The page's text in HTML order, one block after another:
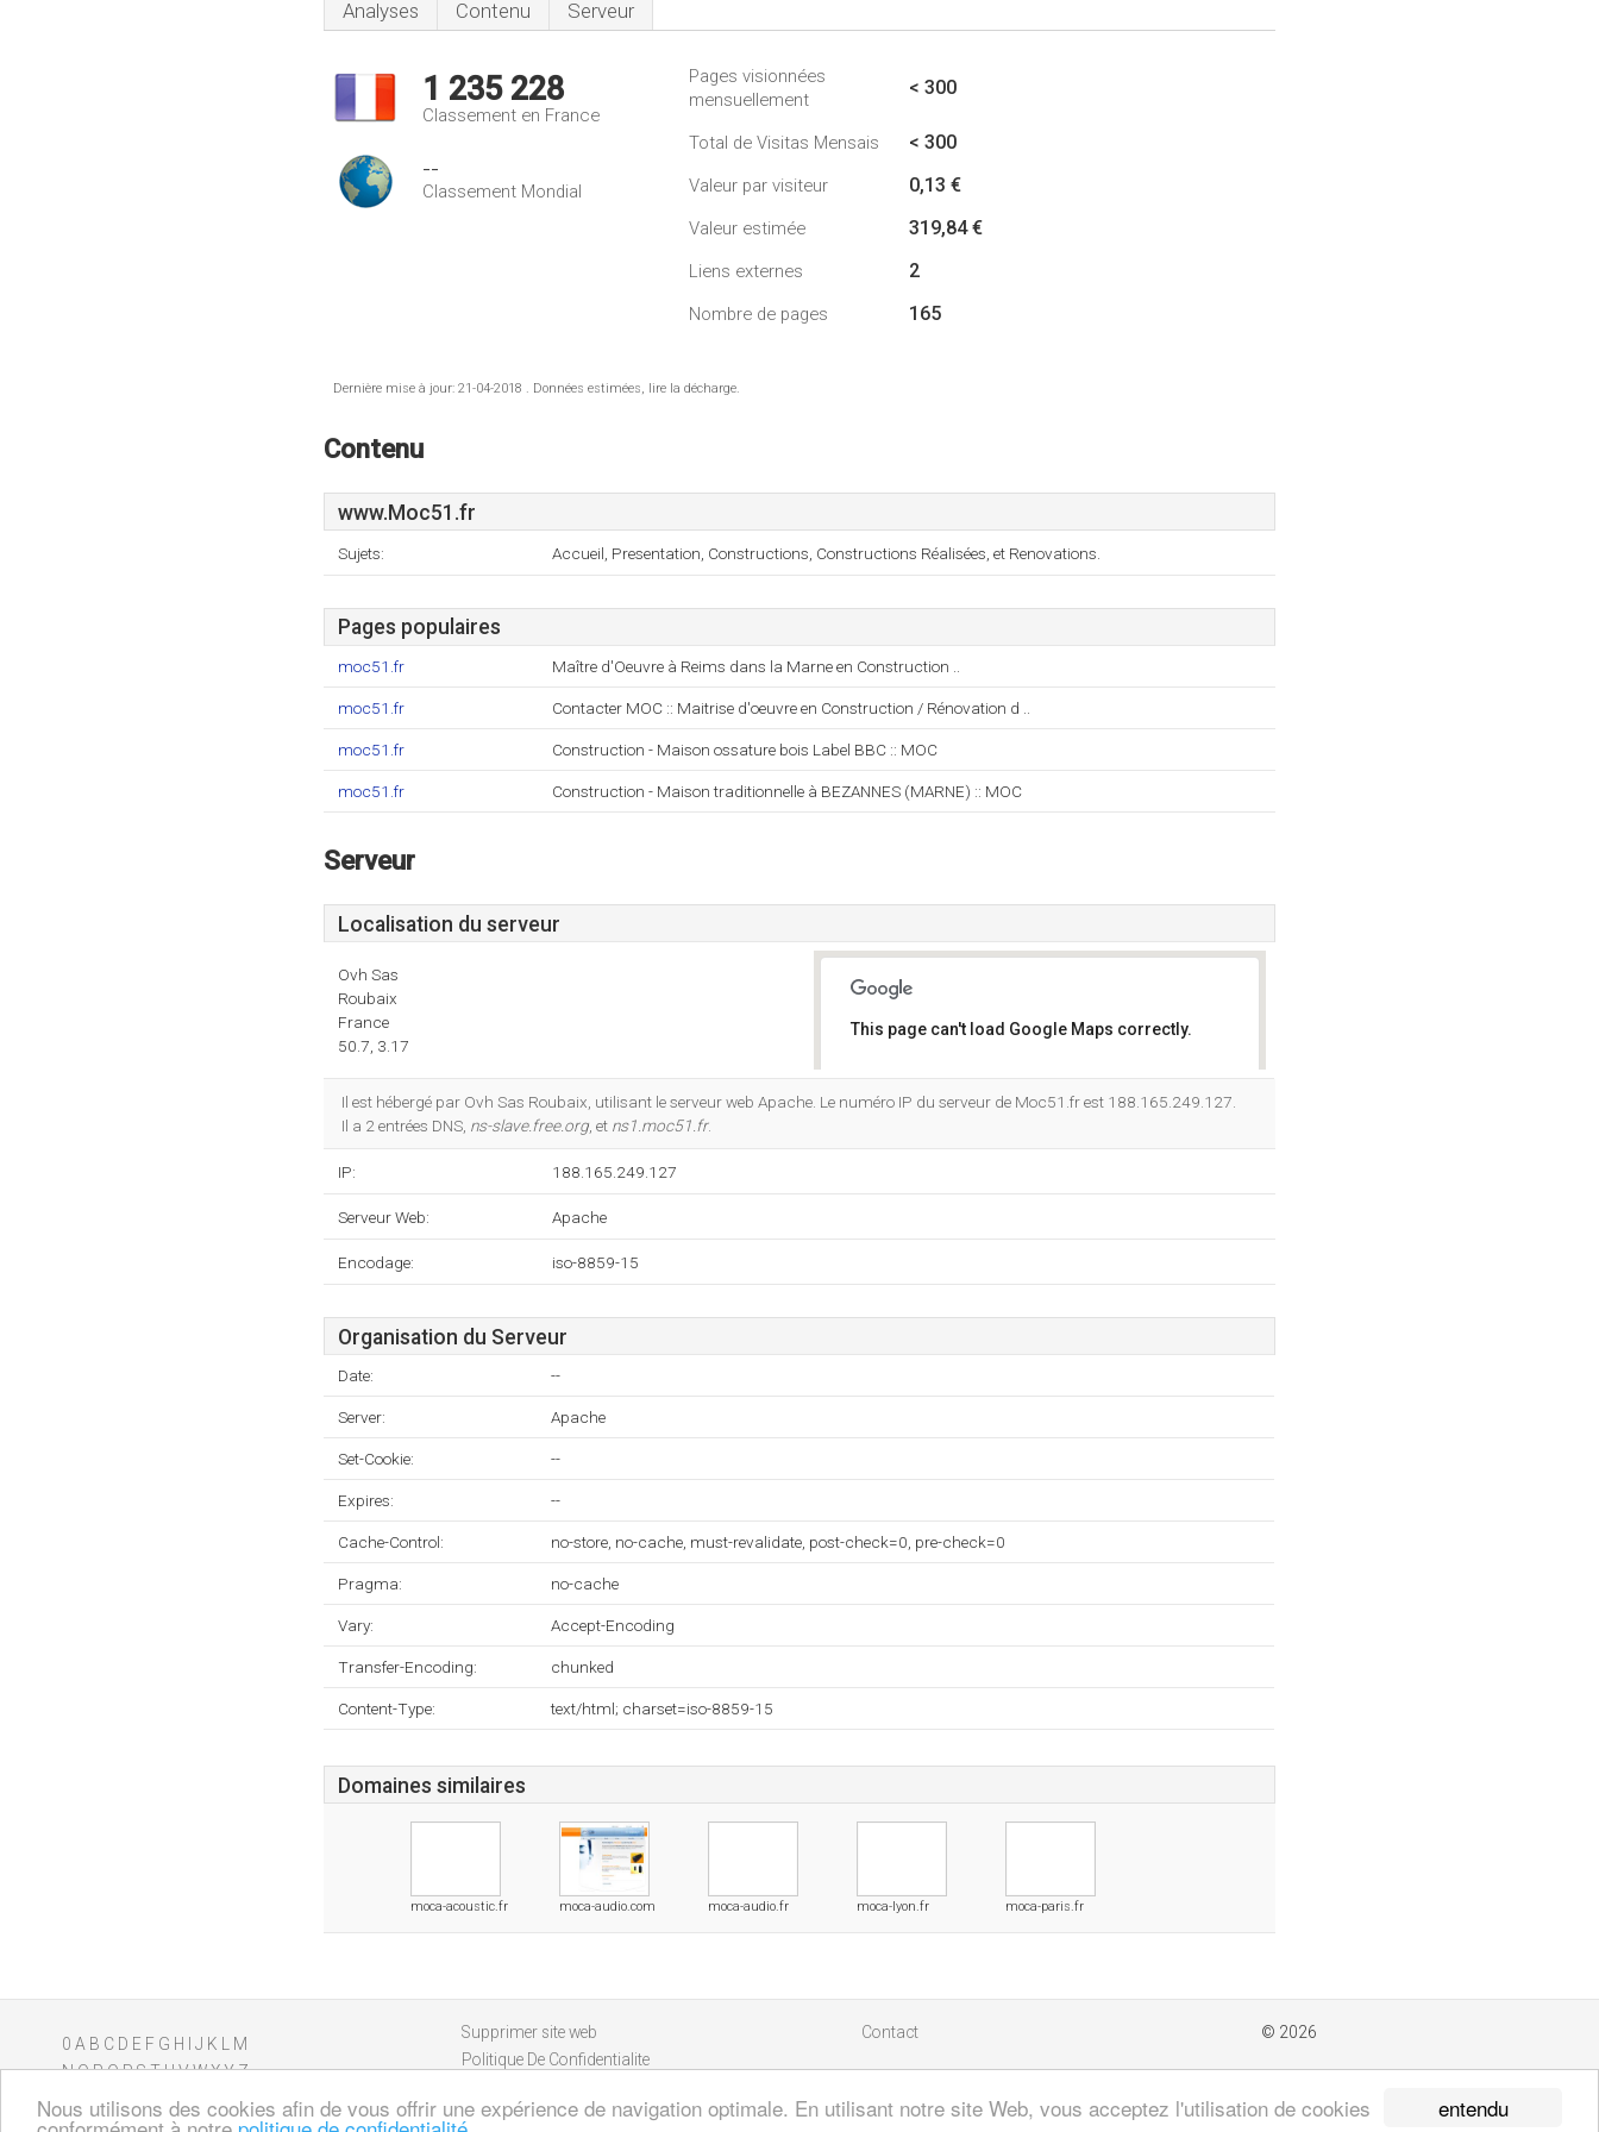
entendu
Nous utilisons des cookies afin de vous offrir une expérience de navigation optimale. En utilisant notre site Web, vous acceptez l'utilisation de cookies
Analyses Contenu Serveur
1 235 228
Classement en France
--
Classement Mondial
Pages visionnées
mensuellement
< 300
Total de Visitas Mensais < 300
Valeur par visiteur 0,13 €
Valeur estimée 319,84 €
Liens externes 2
Nombre de pages 165
Dernière mise à jour: 21-04-2018 . Données estimées, lire la décharge.
Contenu
www.Moc51.fr
Sujets: Accueil, Presentation, Constructions, Constructions Réalisées, et Renovations.
Pages populaires
moc51.fr Maître d'Oeuvre à Reims dans la Marne en Construction ..
moc51.fr Contacter MOC :: Maitrise d'oeuvre en Construction / Rénovation d ..
moc51.fr Construction - Maison ossature bois Label BBC :: MOC
moc51.fr Construction - Maison traditionnelle à BEZANNES (MARNE) :: MOC
Serveur
Localisation du serveur
Ovh Sas
Roubaix
France
50.7, 3.17
This page can't load Google Maps correctly.
Il est hébergé par Ovh Sas Roubaix, utilisant le serveur web Apache. Le numéro IP du serveur de Moc51.fr est 188.165.249.127.
Il a 2 entrées DNS, ns-slave.free.org , et ns1.moc51.fr.
IP: 188.165.249.127
Serveur Web: Apache
Encodage: iso-8859-15
Organisation du Serveur
Date: --
Server: Apache
Set-Cookie: --
Expires: --
Cache-Control: no-store, no-cache, must-revalidate, post-check=0, pre-check=0
Pragma: no-cache
Vary: Accept-Encoding
Transfer-Encoding: chunked
Content-Type: text/html; charset=iso-8859-15
Domaines similaires
moca-acoustic.fr moca-audio.com moca-audio.fr moca-lyon.fr moca-paris.fr
0 A B C D E F G H J K
M
NOPQRSTUVWXYZ
Supprimer site web
Politique De Confidentialite
Contact © 2026